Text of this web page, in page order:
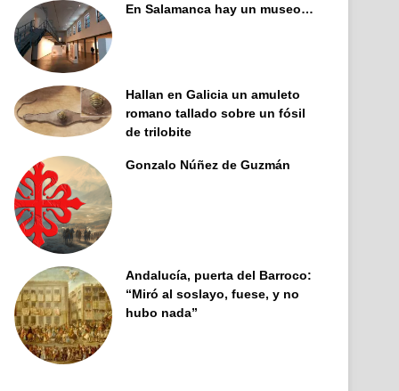
En Salamanca hay un museo…
Hallan en Galicia un amuleto
romano tallado sobre un fósil
de trilobite
Gonzalo Núñez de Guzmán
Andalucía, puerta del Barroco:
“Miró al soslayo, fuese, y no
hubo nada”